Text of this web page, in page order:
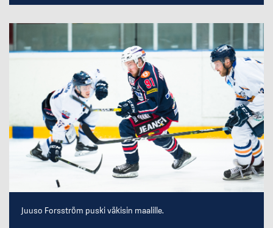
Juuso Forsström puski väkisin maalille.